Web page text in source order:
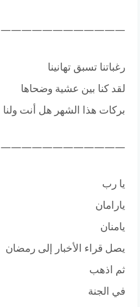
————————————
رغباتنا تسبق تهانينا
لقد كنا بين عشية وضحاها
بركات هذا الشهر هل أنت ولنا
————————————
يا رب
يارامان
يامنان
يصل قراء الأخبار إلى رمضان
ثم اذهب
في الجنة